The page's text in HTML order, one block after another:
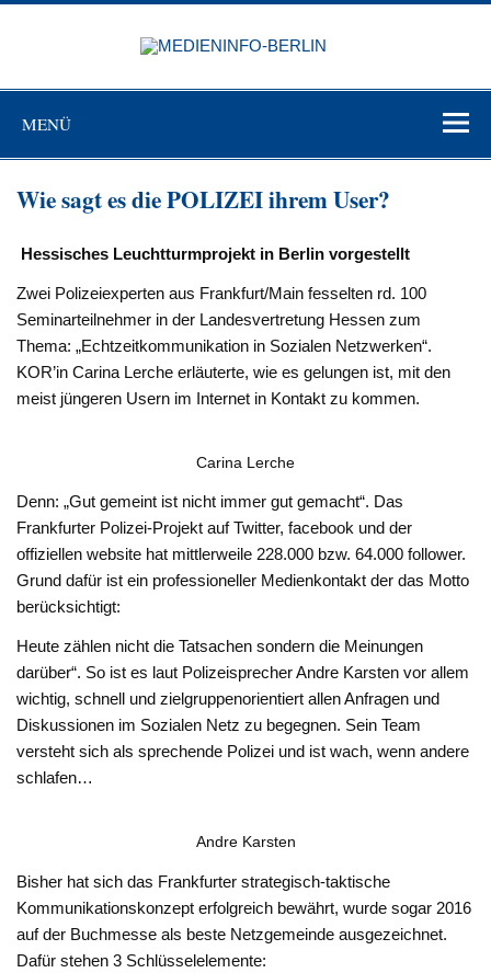
Zum
MENÜ
Wie sagt es die POLIZEI ihrem User?
Hessisches Leuchtturmprojekt in Berlin vorgestellt
Zwei Polizeiexperten aus Frankfurt/Main fesselten rd. 100
Seminarteilnehmer in der Landesvertretung Hessen zum
Thema: „Echtzeitkommunikation in Sozialen Netzwerken“.
KOR’in Carina Lerche erläuterte, wie es gelungen ist, mit den
meist jüngeren Usern im Internet in Kontakt zu kommen.
Carina Lerche
Denn: „Gut gemeint ist nicht immer gut gemacht“. Das
Frankfurter Polizei-Projekt auf Twitter, facebook und der
offiziellen website hat mittlerweile 228.000 bzw. 64.000 follower.
Grund dafür ist ein professioneller Medienkontakt der das Motto
berücksichtigt:
Heute zählen nicht die Tatsachen sondern die Meinungen
darüber“. So ist es laut Polizeisprecher Andre Karsten vor allem
wichtig, schnell und zielgruppenorientiert allen Anfragen und
Diskussionen im Sozialen Netz zu begegnen. Sein Team
versteht sich als sprechende Polizei und ist wach, wenn andere
schlafen…
Andre Karsten
Bisher hat sich das Frankfurter strategisch-taktische
Kommunikationskonzept erfolgreich bewährt, wurde sogar 2016
auf der Buchmesse als beste Netzgemeinde ausgezeichnet.
Dafür stehen 3 Schlüsselelemente: